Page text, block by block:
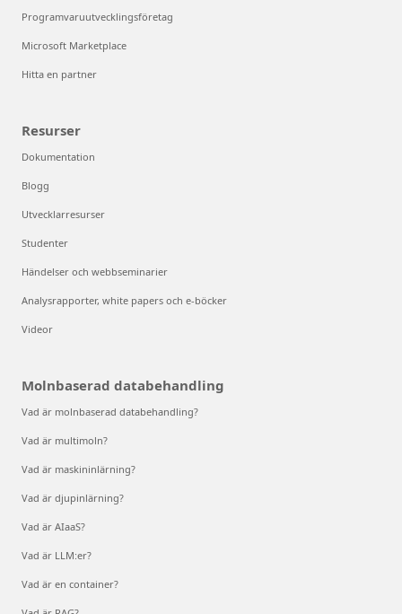
Programvaruutvecklingsföretag
Microsoft Marketplace
Hitta en partner
Resurser
Dokumentation
Blogg
Utvecklarresurser
Studenter
Händelser och webbseminarier
Analysrapporter, white papers och e-böcker
Videor
Molnbaserad databehandling
Vad är molnbaserad databehandling?
Vad är multimoln?
Vad är maskininlärning?
Vad är djupinlärning?
Vad är AIaaS?
Vad är LLM:er?
Vad är en container?